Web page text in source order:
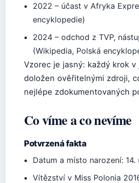
2022 – účast v Afryka
encyklopedie)
2024 – odchod z TVP,
(Wikipedia, Polská
Vzorec je jasný: každý krok
doložen ověřitelnými zdroji,
nejlépe zdokumentovaných
Co víme a co nevíme
Potvrzená fakta
Datum a místo narození:
Vítězství v Miss Polonia